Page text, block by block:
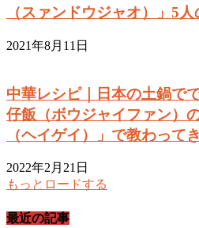
（スァンドウジャオ）」5
2021年8月11日
中華レシピ｜日本の土鍋で
仔飯（ボウジャイファン）
（ヘイゲイ）」で教わって
2022年2月21日
もっとロードする
最近の記事